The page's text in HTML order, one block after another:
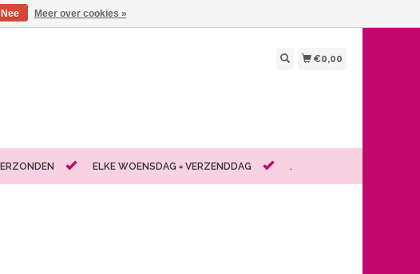
€0,00
ELKE WOENSDAG = VERZENDDAG .
Nee Meer over cookies »